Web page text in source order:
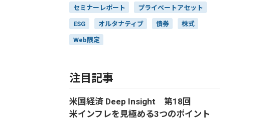
セミナーレポート プライベートアセット
ESG オルタナティブ 債券 株式
Web限定
注目記事
米国経済 Deep Insight 第18回
米インフレを見極める3つのポイント